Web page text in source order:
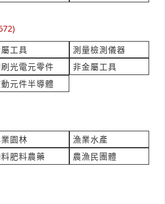
)
詢價
明冰箱
理
立即報價
NUMBER:270H
工具
測量檢測儀器
光電元零件
非金屬工具
元件半導體
園林
漁業水產
肥料農藥 農漁民團體